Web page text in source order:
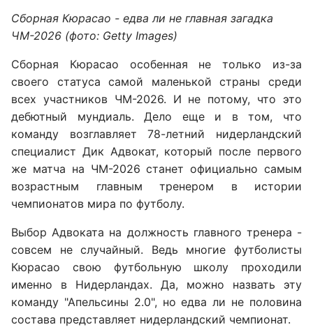
Сборная Кюрасао - едва ли не главная загадка
ЧМ-2026 (фото: Getty Images)
Сборная Кюрасао особенная не только из-за
своего статуса самой маленькой страны среди
всех участников ЧМ-2026. И не потому, что это
дебютный мундиаль. Дело еще и в том, что
команду возглавляет 78-летний нидерландский
специалист Дик Адвокат, который после первого
же матча на ЧМ-2026 станет официально самым
возрастным главным тренером в истории
чемпионатов мира по футболу.
Выбор Адвоката на должность главного тренера -
совсем не случайный. Ведь многие футболисты
Кюрасао свою футбольную школу проходили
именно в Нидерландах. Да, можно назвать эту
команду "Апельсины 2.0", но едва ли не половина
состава представляет нидерландский чемпионат.